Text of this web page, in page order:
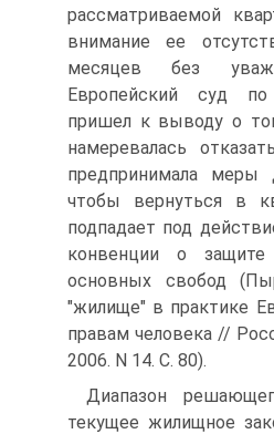
рассматриваемой
внимание ее
месяцев без
Европейский суд
пришел к выводу о
намеревалась
предпринимала меры
чтобы вернуться в
подпадает под
конвенции о
основных свобод
"жилище" в практике
правам человека //
2006. N 14. С. 80).
Диапазон
текущее жилищное